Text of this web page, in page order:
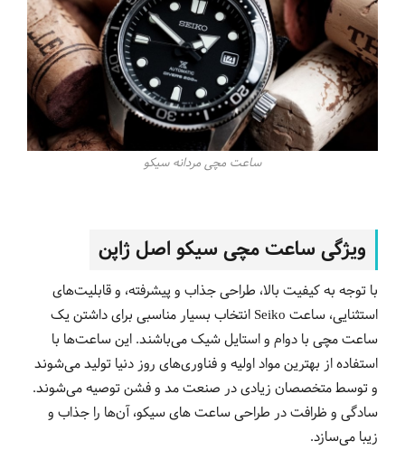
ساعت مچی مردانه سیکو
ویژگی‌ ساعت‌ مچی سیکو اصل ژاپن
با توجه به کیفیت بالا، طراحی جذاب و پیشرفته، و قابلیت‌های
استثنایی، ساعت‌ Seiko انتخاب بسیار مناسبی برای داشتن یک
ساعت مچی با دوام و استایل شیک می‌باشند. این ساعت‌ها با
استفاده از بهترین مواد اولیه و فناوری‌های روز دنیا تولید می‌شوند
و توسط متخصصان زیادی در صنعت مد و فشن توصیه می‌شوند.
سادگی و ظرافت در طراحی ساعت های سیکو، آن‌ها را جذاب و
زیبا می‌سازد.